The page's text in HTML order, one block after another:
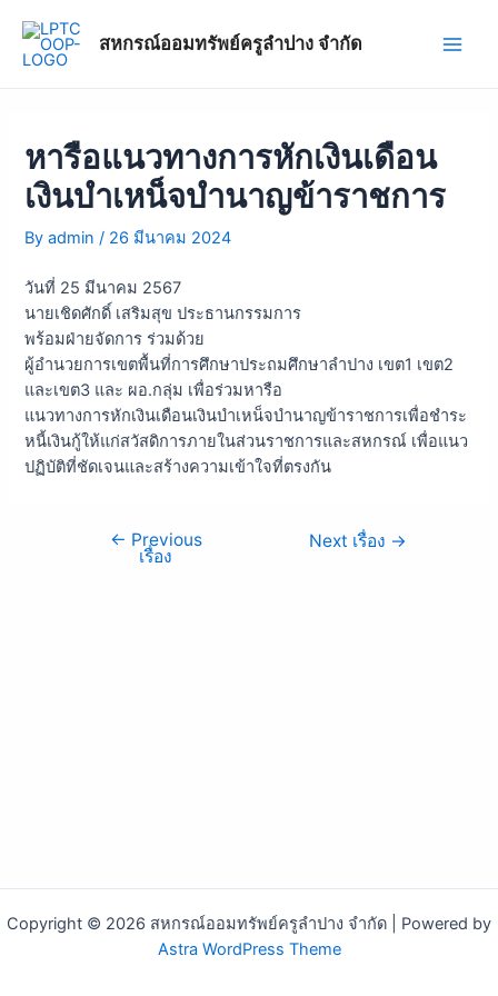
content
สหกรณ์ออมทรัพย์ครูลำปาง จำกัด
หารือแนวทางการหักเงินเดือน
เงินบำเหน็จบำนาญข้าราชการ
Byadmin/ 26 มีนาคม 2024
วันที่ 25 มีนาคม 2567
นายเชิดศักดิ์ เสริมสุข ประธานกรรมการ
พร้อมฝ่ายจัดการ ร่วมด้วย
ผู้อำนวยการเขตพื้นที่การศึกษาประถมศึกษาลำปาง เขต1 เขต2
และเขต3 และ ผอ.กลุ่ม เพื่อร่วมหารือ
แนวทางการหักเงินเดือนเงินบำเหน็จบำนาญข้าราชการเพื่อชำระ
หนี้เงินกู้ให้แก่สวัสดิการภายในส่วนราชการและสหกรณ์ เพื่อแนว
ปฏิบัติที่ชัดเจนและสร้างความเข้าใจที่ตรงกัน
เรื่อง
← Previous
เรื่อง
Next เรื่อง →
Copyright © 2026 สหกรณ์ออมทรัพย์ครูลำปาง จำกัด | Powered by
Astra WordPress Theme